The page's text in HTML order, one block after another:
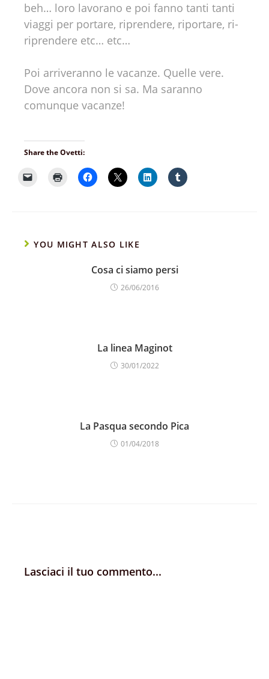
beh… loro lavorano e poi fanno tanti tanti
viaggi per portare, riprendere, riportare, ri-
riprendere etc… etc…
Poi arriveranno le vacanze. Quelle vere.
Dove ancora non si sa. Ma saranno
comunque vacanze!
Share the Ovetti:
YOU MIGHT ALSO LIKE
Cosa ci siamo persi
26/06/2016
La linea Maginot
30/01/2022
La Pasqua secondo Pica
01/04/2018
Lasciaci il tuo commento...